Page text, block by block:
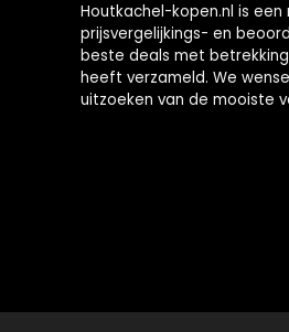
Houtkachel-kopen.nl is
prijsvergelijkings- en
beste deals met
heeft verzameld. We
uitzoeken van de mooiste